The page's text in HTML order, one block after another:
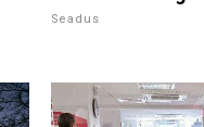
Seadus